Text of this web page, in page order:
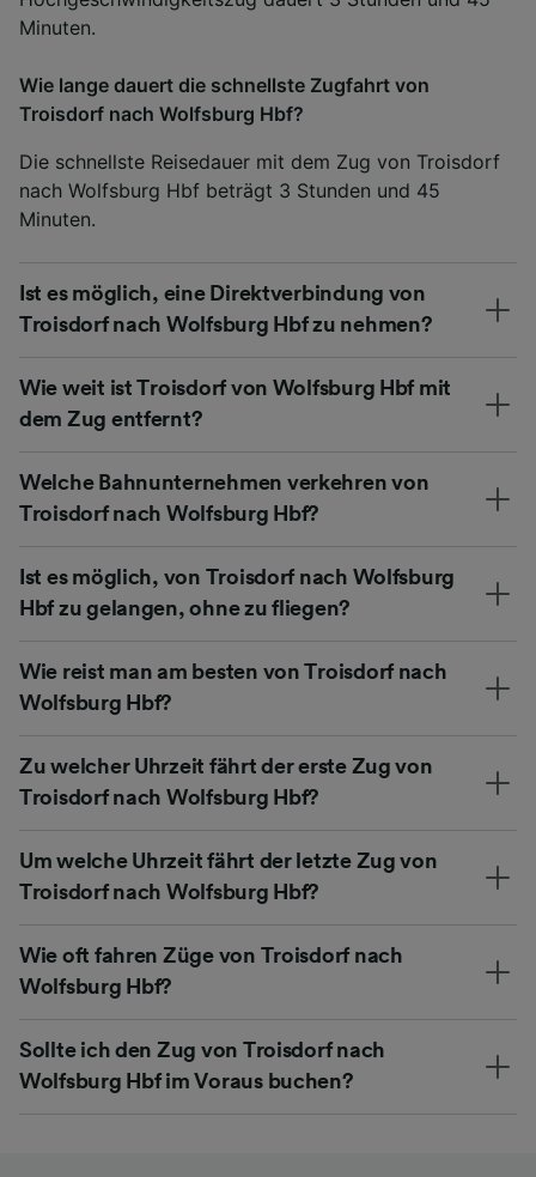
Minuten.
Wie lange dauert die schnellste Zugfahrt von
Troisdorf nach Wolfsburg Hbf?
Die schnellste Reisedauer mit dem Zug von Troisdorf
nach Wolfsburg Hbf beträgt 3 Stunden und 45
Minuten.
Ist es möglich, eine Direktverbindung von
Troisdorf nach Wolfsburg Hbf zu nehmen?
Wie weit ist Troisdorf von Wolfsburg Hbf mit
dem Zug entfernt?
Welche Bahnunternehmen verkehren von
Troisdorf nach Wolfsburg Hbf?
Ist es möglich, von Troisdorf nach Wolfsburg
Hbf zu gelangen, ohne zu fliegen?
Wie reist man am besten von Troisdorf nach
Wolfsburg Hbf?
Zu welcher Uhrzeit fährt der erste Zug von
Troisdorf nach Wolfsburg Hbf?
Um welche Uhrzeit fährt der letzte Zug von
Troisdorf nach Wolfsburg Hbf?
Wie oft fahren Züge von Troisdorf nach
Wolfsburg Hbf?
Sollte ich den Zug von Troisdorf nach
Wolfsburg Hbf im Voraus buchen?